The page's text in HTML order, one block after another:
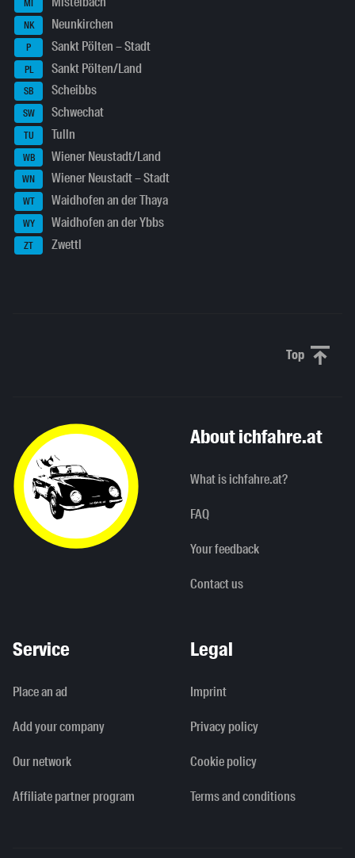
MI
NK Neunkirchen
P Sankt Pölten – Stadt
PL Sankt Pölten/Land
SB Scheibbs
SW Schwechat
TU Tulln
WB Wiener Neustadt/Land
WN Wiener Neustadt – Stadt
WT Waidhofen an der Thaya
WY Waidhofen an der Ybbs
ZT Zwettl
Top Scroll
About ichfahre.at
What is ichfahre.at?
FAQ
Your feedback
Contact us
Service
Place an ad
Add your company
Our network
Affiliate partner program
Legal
Imprint
Privacy policy
Cookie policy
Terms and conditions